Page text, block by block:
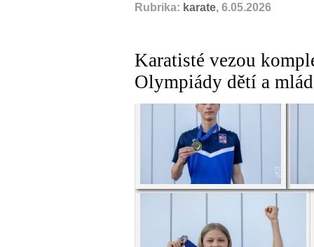
Rubrika: karate, 6.05.2026
Karatisté vezou
Olympiády dětí a